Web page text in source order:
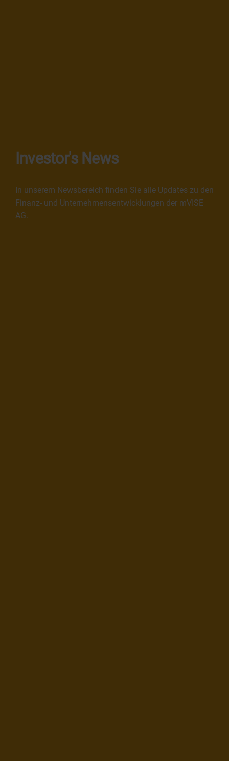
Investor's News
In unserem Newsbereich finden Sie alle Updates zu den
Finanz- und Unternehmensentwicklungen der mVISE
AG.